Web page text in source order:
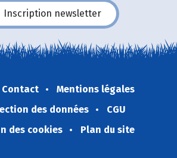
Inscription newsletter
Contact
Mentions légales
des données
CGU
des cookies
Plan du site